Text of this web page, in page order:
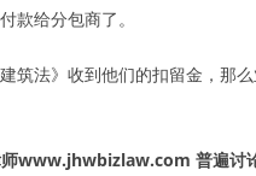
款给分包商了。
筑法》收到他们的扣留金，那
www.jhwbizlaw.com 普遍讨